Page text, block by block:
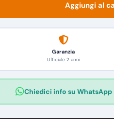
Aggiungi al
Garanzia
Ufficiale 2 anni
Chiedici info su WhatsApp